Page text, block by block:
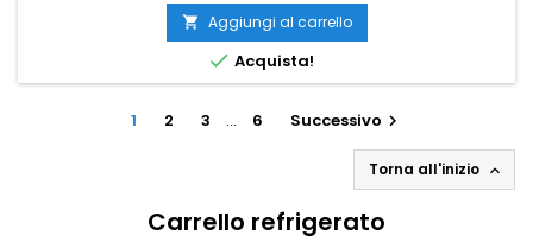
 Aggiungi al carrello
 Acquista!
1 2 3 … 6 Successivo 
Torna all'inizio 
Carrello refrigerato